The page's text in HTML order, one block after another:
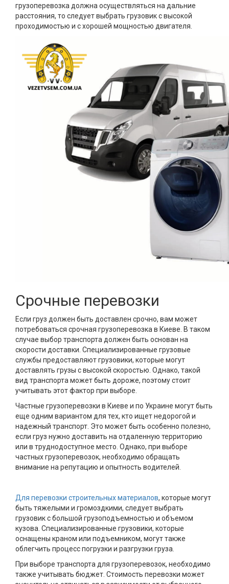
грузоперевозка должна осуществляться на дальние
расстояния, то следует выбрать грузовик с высокой
проходимостью и с хорошей мощностью двигателя.
Срочные перевозки
Если груз должен быть доставлен срочно, вам может
потребоваться срочная грузоперевозка в Киеве. В таком
случае выбор транспорта должен быть основан на
скорости доставки. Специализированные грузовые
службы предоставляют грузовики, которые могут
доставлять грузы с высокой скоростью. Однако, такой
вид транспорта может быть дороже, поэтому стоит
учитывать этот фактор при выборе.
Частные грузоперевозки в Киеве и по Украине могут быть
еще одним вариантом для тех, кто ищет недорогой и
надежный транспорт. Это может быть особенно полезно,
если груз нужно доставить на отдаленную территорию
или в труднодоступное место. Однако, при выборе
частных грузоперевозок, необходимо обращать
внимание на репутацию и опытность водителей.
Для перевозки строительных материалов, которые могут
быть тяжелыми и громоздкими, следует выбрать
грузовик с большой грузоподъемностью и объемом
кузова. Специализированные грузовики, которые
оснащены краном или подъемником, могут также
облегчить процесс погрузки и разгрузки груза.
При выборе транспорта для грузоперевозок, необходимо
также учитывать бюджет. Стоимость перевозки может